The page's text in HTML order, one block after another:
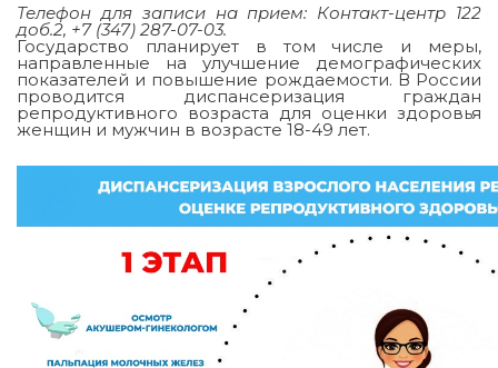
Телефон для записи на прием: Контакт-центр 122
доб.2, +7 (347) 287-07-03.
Государство планирует в том числе и меры,
направленные на улучшение демографических
показателей и повышение рождаемости. В России
проводится диспансеризация граждан
репродуктивного возраста для оценки здоровья
женщин и мужчин в возрасте 18-49 лет.